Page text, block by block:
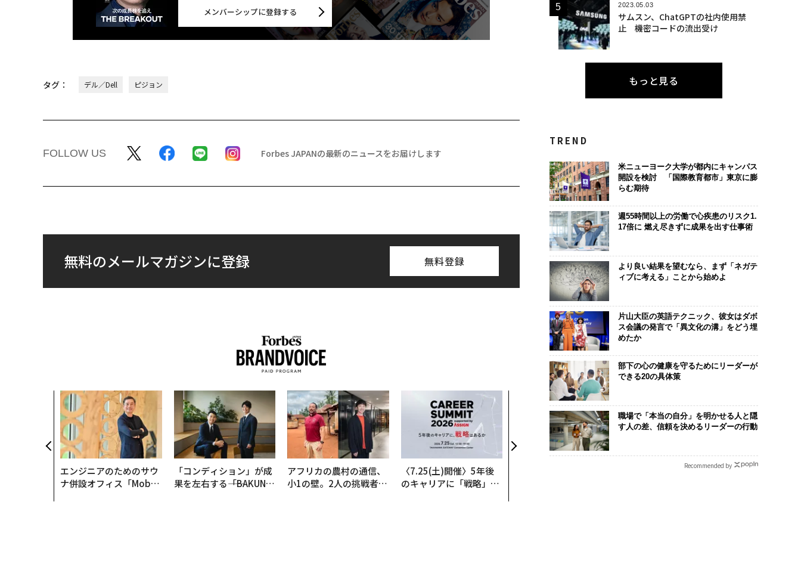
メンバーシップに登録する
タグ： デル／Dell ピジョン
FOLLOW US Forbes JAPANの最新のニュースをお届けします
無料のメールマガジンに登録 無料登録
エンジニアのためのサウ
ナ併設オフィス「Mobiu
「コンディション」が成
果を左右する――「BAKUN
アフリカの農村の通信、
小1の壁。2人の挑戦者が
〈7.25(土)開催〉5年後
のキャリアに「戦略」は
“泊まる”を超えて──エ
スパシオが描く、新しい
日本のラグジュアリー
（前編）
伝統を礎に、未来を再定
義する 125年企業BAT
が挑むスモークレスな未
目先の転職で
年後の価値」
─アサインの
2023.05.03
サムスン、ChatGPTの社内使用禁
止 機密コードの流出受け
もっと見る
TREND
米ニューヨーク大学が都内にキャンパス
開設を検討 「国際教育都市」東京に膨
らむ期待
週55時間以上の労働で心疾患のリスク1.
17倍に 燃え尽きずに成果を出す仕事術
より良い結果を望むなら、まず「ネガテ
ィブに考える」ことから始めよ
片山大臣の英語テクニック、彼女はダボ
ス会議の発言で「異文化の溝」をどう埋
めたか
部下の心の健康を守るためにリーダーが
できる20の具体策
職場で「本当の自分」を明かせる人と隠
す人の差、信頼を決めるリーダーの行動
Recommended by